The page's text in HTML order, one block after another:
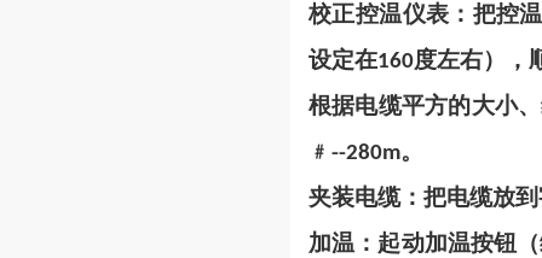
校正控温仪表：把控
设定在160度左右），
根据电缆平方的大小
﹟ --280m。
夹装电缆：把电缆放
加温：起动加温按钮